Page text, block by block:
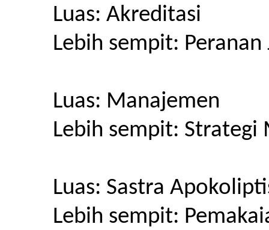
Luas: Akreditasi
Lebih sempit:
Luas: Manajemen
Lebih sempit: Strategi
Luas: Sastra
Lebih sempit: